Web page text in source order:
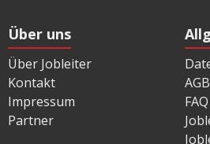
Über uns
Über Jobleiter
Kontakt
Impressum
Partner
AGB
FAQ